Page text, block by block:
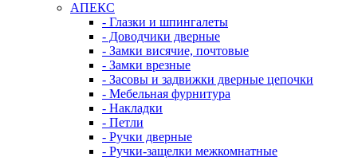
АПЕКС
- Глазки и шпингалеты
- Доводчики дверные
- Замки висячие, почтовые
- Замки врезные
- Засовы и задвижки дверные цепочки
- Мебельная фурнитура
- Накладки
- Петли
- Ручки дверные
- Ручки-защелки межкомнатные